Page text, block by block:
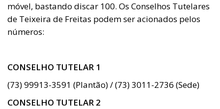
móvel, bastando discar 100. Os Conselhos Tutelares
de Teixeira de Freitas podem ser acionados pelos
números:
CONSELHO TUTELAR 1
(73) 99913-3591 (Plantão) / (73) 3011-2736 (Sede)
CONSELHO TUTELAR 2